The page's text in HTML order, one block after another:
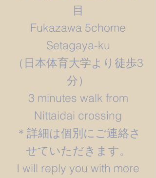
目
Fukazawa 5chome
Setagaya-ku
​（日本体育大学より徒歩3
分）
3 minutes walk from
Nittaidai crossing
＊詳細は個別にご連絡さ
せていただきます。
​I will reply you with more